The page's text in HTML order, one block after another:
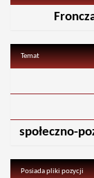
Temat
społeczno-
Posiada pliki pozycji